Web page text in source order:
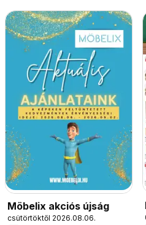
Möbelix akciós újság
csütörtöktől 2026.08.06.